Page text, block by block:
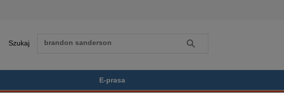
Szukaj Szukaj
E-prasa